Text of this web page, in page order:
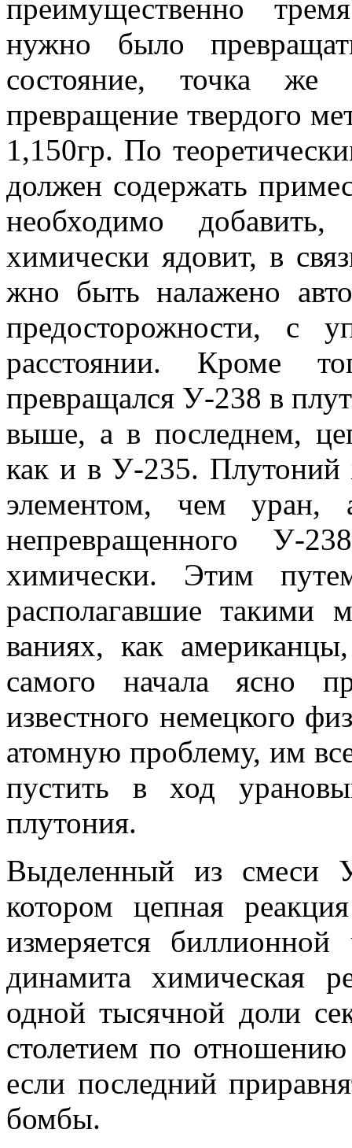
преимущественно
нужно было
состояние, точка же
превращение твердого
1,150гр. По
должен содержать
необходимо
химически ядовит, в
жно быть налажено
предосторожности, с
расстоянии. Кроме
превращался У-238 в
выше, а в последнем,
как и в У-235. Плутоний
элементом, чем уран,
непревращенного У-
химически. Этим
располагавшие
ваниях, как
самого начала ясно
известного немецкого
атомную проблему, им
пу­стить в ход
плутония.
Выделенный из смеси
котором цепная
измеряется
динамита химическая
одной тысяч­ной доли
столетием по
если последний
бомбы.